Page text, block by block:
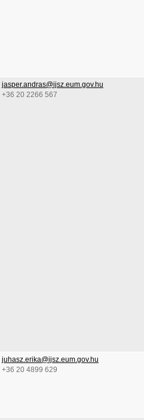
jasper.andras@ijsz.eum.gov.hu
+36 20 2266 567
juhasz.erika@ijsz.eum.gov.hu
+36 20 4899 629